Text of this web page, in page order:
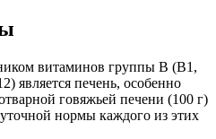
витаминов группы B (B1,
является печень, особенно
говяжьей печени (100 г)
нормы каждого из этих